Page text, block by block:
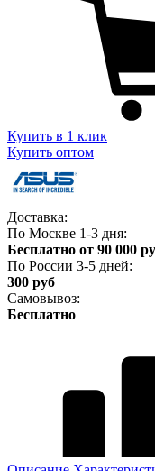
Купить в 1 клик
Купить оптом
Доставка:
По Москве 1-3 дня:
Бесплатно от 90 000
По России 3-5 дней:
300 руб
Самовывоз:
Бесплатно